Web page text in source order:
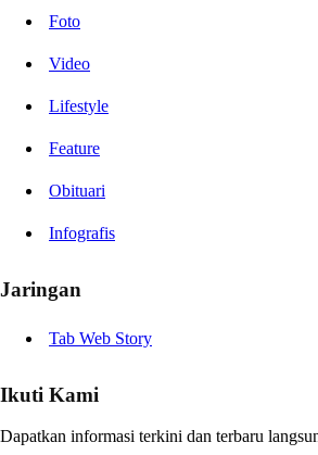
Foto
Video
Lifestyle
Feature
Obituari
Infografis
Jaringan
Tab Web Story
Ikuti Kami
Dapatkan informasi terkini dan terbaru